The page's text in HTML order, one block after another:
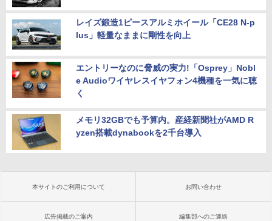
レイズ鍛造1ピースアルミホイール「CE28 N-p
lus」軽量なままに剛性を向上
エントリーなのに脅威の実力!「Osprey」Nobl
e Audioワイヤレスイヤフォン4機種を一気に聴
く
メモリ32GBでも予算内。産経新聞社がAMD R
yzen搭載dynabookを2千台導入
本サイトのご利用について お問い合わせ
広告掲載のご案内 編集部へのご連絡